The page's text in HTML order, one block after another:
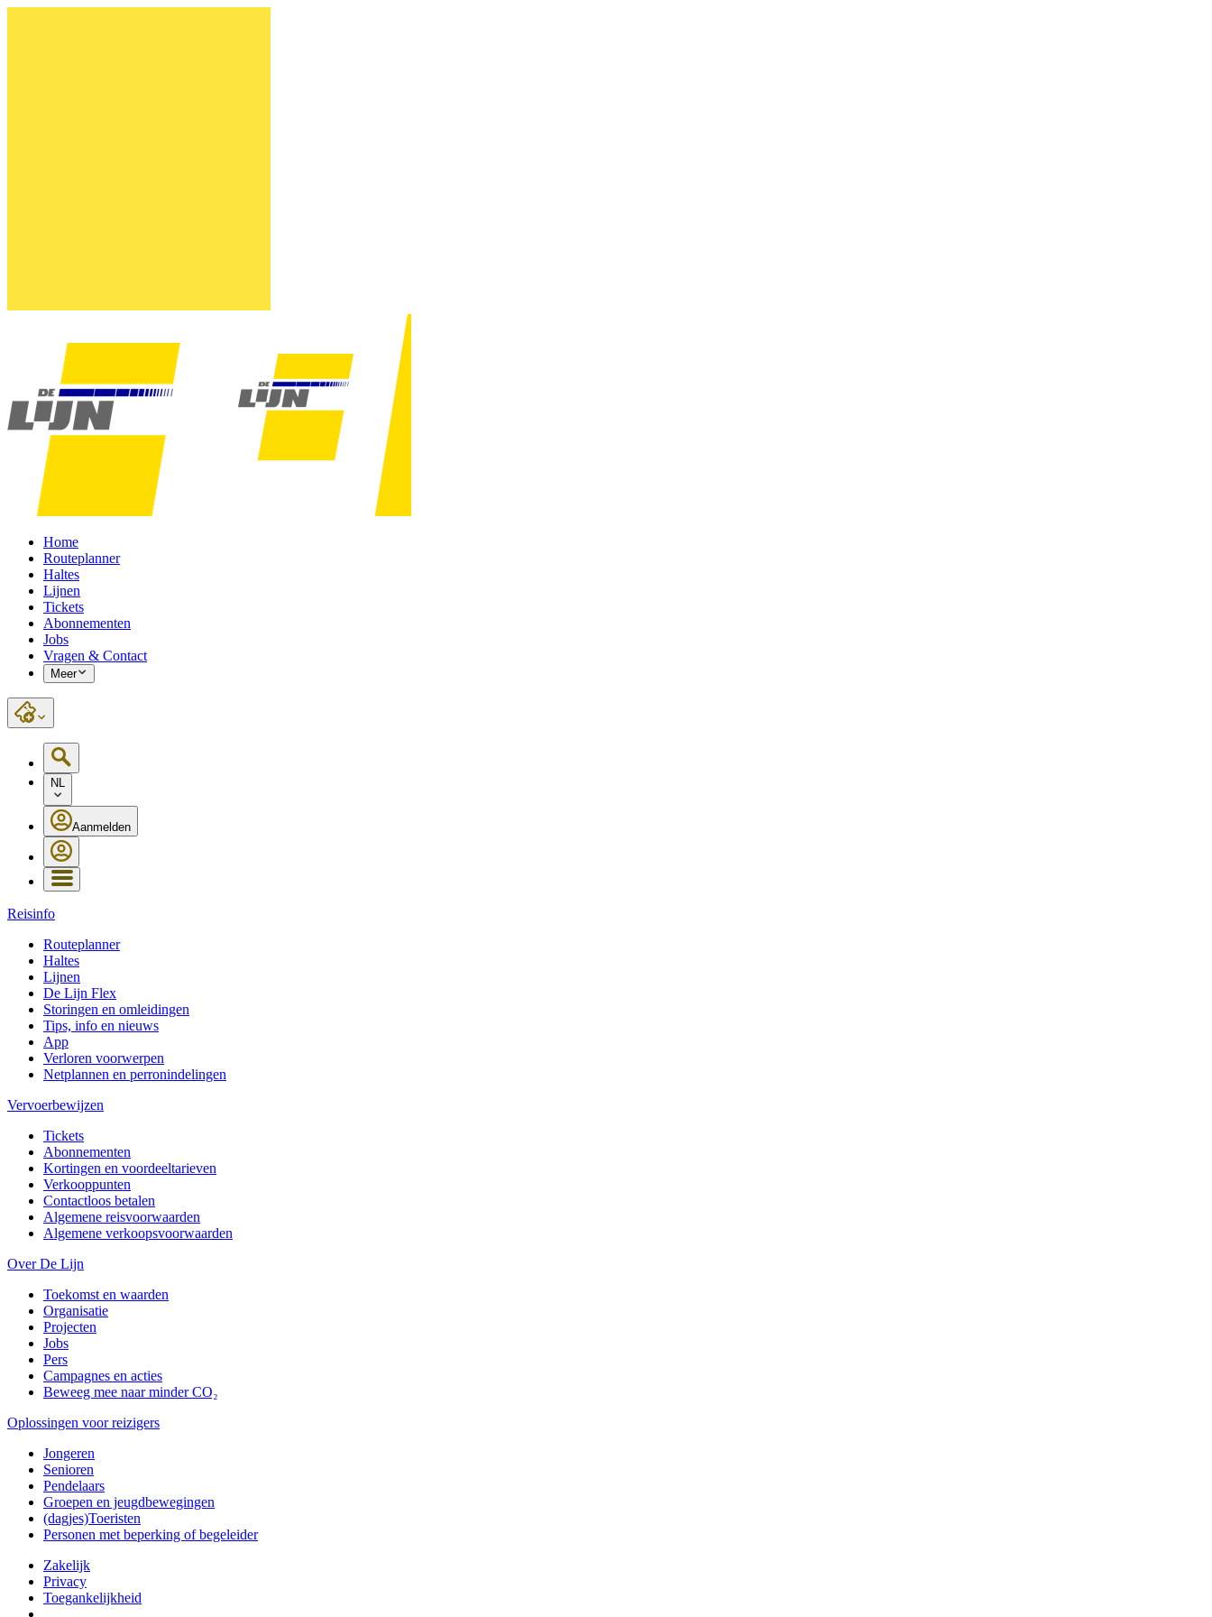
Home
Routeplanner
Haltes
Lijnen
Tickets
Abonnementen
Jobs
Vragen & Contact
Meer
NL
Aanmelden
Reisinfo
Routeplanner
Haltes
Lijnen
De Lijn Flex
Storingen en omleidingen
Tips, info en nieuws
App
Verloren voorwerpen
Netplannen en perronindelingen
Vervoerbewijzen
Tickets
Abonnementen
Kortingen en voordeeltarieven
Verkooppunten
Contactloos betalen
Algemene reisvoorwaarden
Algemene verkoopsvoorwaarden
Over De Lijn
Toekomst en waarden
Organisatie
Projecten
Jobs
Pers
Campagnes en acties
Beweeg mee naar minder CO₂
Oplossingen voor reizigers
Jongeren
Senioren
Pendelaars
Groepen en jeugdbewegingen
(dagjes)Toeristen
Personen met beperking of begeleider
Zakelijk
Privacy
Toegankelijkheid